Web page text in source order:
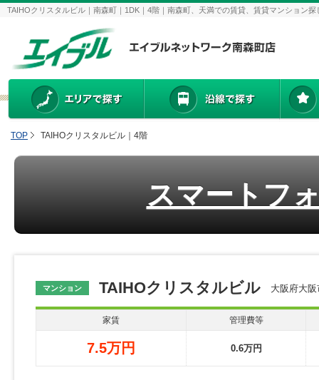
TAIHOクリスタルビル｜南森町｜1DK｜4階｜南森町、天満での賃貸、賃貸マンション
TOP TAIHOクリスタルビル｜4階
スマートフ
マンション TAIHOクリスタルビル 大阪府大
家賃 管理費等
7.5万円 0.6万円